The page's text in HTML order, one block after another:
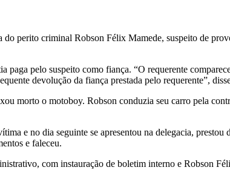
perito criminal Robson Félix Mamede, suspeito de
pelo suspeito como fiança. “O requerente
devolução da fiança prestada pelo requerente”,
morto o motoboy. Robson conduzia seu carro pela
e no dia seguinte se apresentou na delegacia,
e faleceu.
com instauração de boletim interno e Robson